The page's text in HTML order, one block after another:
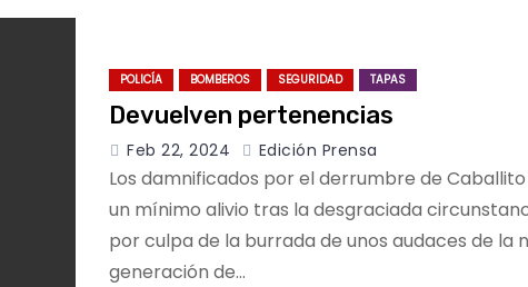
POLICÍA BOMBEROS SEGURIDAD TAPAS
Devuelven pertenencias
Feb 22, 2024 Edición Prensa
Los damnificados por el derrumbre de
un mínimo alivio tras la desgraciada
por culpa de la burrada de unos audaces de la
generación de…